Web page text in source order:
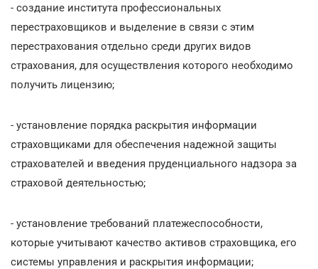
- создание института профессиональных
перестраховщиков и выделение в связи с этим
перестрахования отдельно среди других видов
страхования, для осуществления которого необходимо
получить лицензию;
- установление порядка раскрытия информации
страховщиками для обеспечения надежной защиты
страхователей и введения пруденциального надзора за
страховой деятельностью;
- установление требований платежеспособности,
которые учитывают качество активов страховщика, его
системы управления и раскрытия информации;